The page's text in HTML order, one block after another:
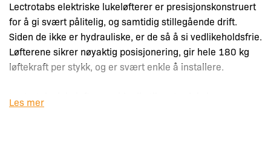
Lectrotabs elektriske lukeløfterer er presisjonskonstruert
for å gi svært pålitelig, og samtidig stillegående drift.
Siden de ikke er hydrauliske, er de så å si vedlikeholdsfrie.
Løfterene sikrer nøyaktig posisjonering, gir hele 180 kg
løftekraft per stykk, og er svært enkle å installere.
automatiske ventilasjonsdeksler, setejustering og diverse
Les mer